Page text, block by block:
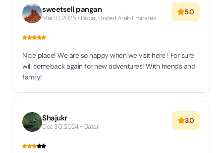
sweetsell pangan
Mar 31, 2025 • Dubai, United Arab Emirates
5.0
Nice place! We are so happy when we visit here ! For sure
will comeback again for new adventures! With friends and
family!
Shajukr
Dec 30, 2024 • Qatar
3.0